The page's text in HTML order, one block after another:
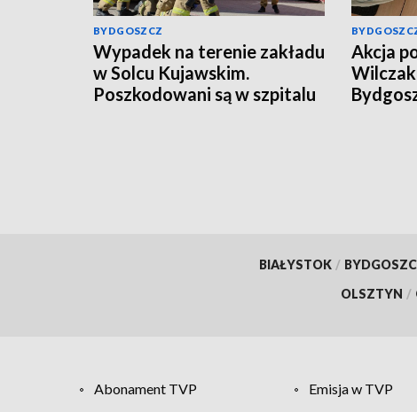
BYDGOSZCZ
Wypadek na terenie zakładu
w Solcu Kujawskim.
Poszkodowani są w szpitalu
Akcja
BIAŁYSTOK /
OLSZTYN /
Abonament TVP Emisja w TVP